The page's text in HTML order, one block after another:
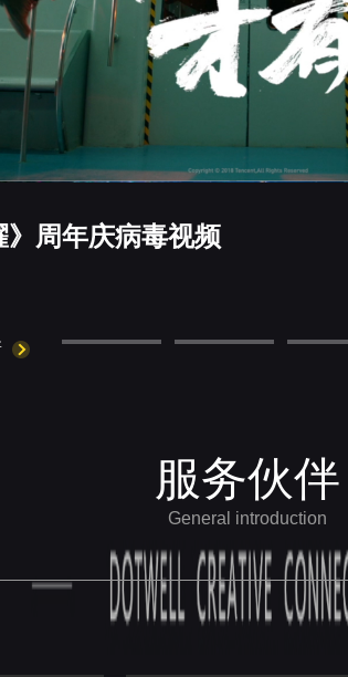
》周年庆病毒视频
服务伙伴
General introduction